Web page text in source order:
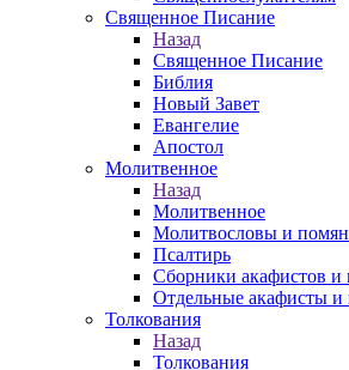
Священное Писание
Назад
Священное Писание
Библия
Новый Завет
Евангелие
Апостол
Молитвенное
Назад
Молитвенное
Молитвословы и
Псалтирь
Сборники акафистов и
Отдельные акафисты и
Толкования
Назад
Толкования